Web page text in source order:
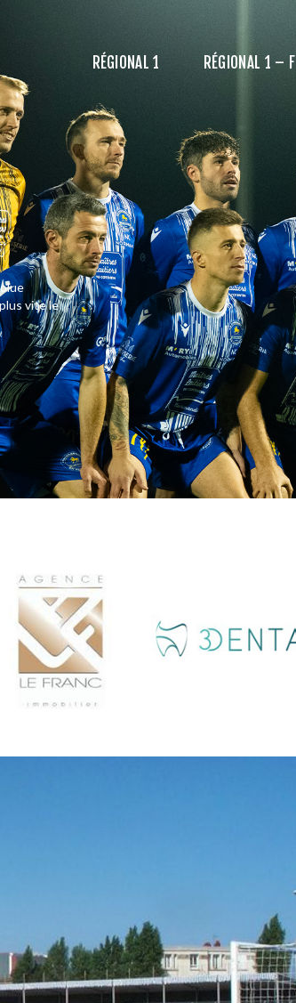
RÉGIONAL 1 RÉGIONAL 1 – F
RÉGIONAL 1
RÉGIONAL 1 – F
LES ÉQUIPES
ACTUALITÉS
LE CLUB
PARTENAIRES
PLAN / CONTACT
vite le